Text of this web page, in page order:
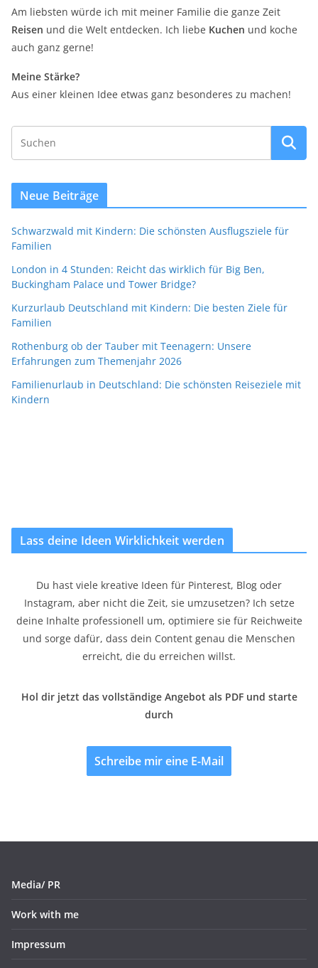
Am liebsten würde ich mit meiner Familie die ganze Zeit
Reisen und die Welt entdecken. Ich liebe Kuchen und koche
auch ganz gerne!
Meine Stärke?
Aus einer kleinen Idee etwas ganz besonderes zu machen!
Neue Beiträge
Schwarzwald mit Kindern: Die schönsten Ausflugsziele für
Familien
London in 4 Stunden: Reicht das wirklich für Big Ben,
Buckingham Palace und Tower Bridge?
Kurzurlaub Deutschland mit Kindern: Die besten Ziele für
Familien
Rothenburg ob der Tauber mit Teenagern: Unsere
Erfahrungen zum Themenjahr 2026
Familienurlaub in Deutschland: Die schönsten Reiseziele mit
Kindern
Lass deine Ideen Wirklichkeit werden
Du hast viele kreative Ideen für Pinterest, Blog oder
Instagram, aber nicht die Zeit, sie umzusetzen? Ich setze
deine Inhalte professionell um, optimiere sie für Reichweite
und sorge dafür, dass dein Content genau die Menschen
erreicht, die du erreichen willst.
Hol dir jetzt das vollständige Angebot als PDF und starte
durch
Schreibe mir eine E-Mail
Media/ PR
Work with me
Impressum